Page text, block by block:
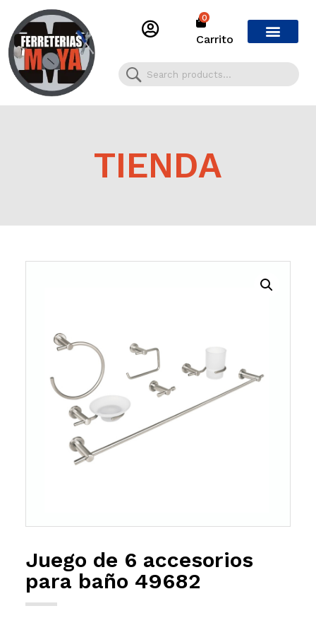
0
Carrito
TIENDA
Juego de 6 accesorios
para baño 49682